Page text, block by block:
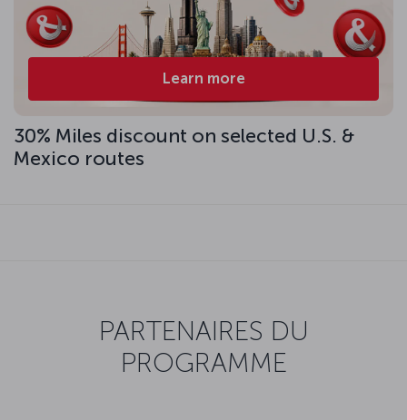
Learn more
30% Miles discount on selected U.S. &
Mexico routes
PARTENAIRES DU
PROGRAMME